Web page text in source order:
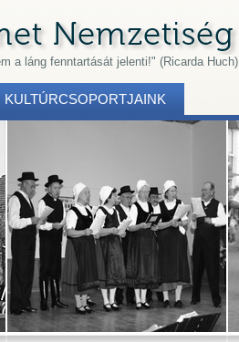
a láng fenntartását jelenti!" (Ricarda Huch)
KULTÚRCSOPORTJAINK